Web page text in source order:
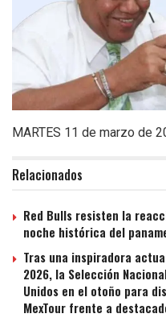
MARTES 11 de marzo de
Relacionados
Red Bulls resisten la
noche histórica del
Tras una inspiradora
2026, la Selección
Unidos en el otoño para
MexTour frente a